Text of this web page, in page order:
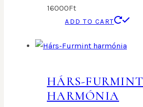
16000Ft
ADD TO CART
HÁRS-FURMINT
HARMÓNIA